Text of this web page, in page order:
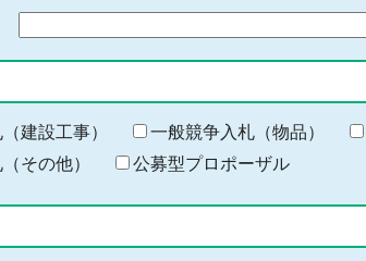
る
キ
ー
ー
建設工事） 一般競争入札（物品）
その他）
公募型プロポーザル